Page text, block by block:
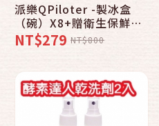
派樂QPiloter -製冰盒
（碗）X8+贈衛生保鮮蓋
X8 自製果汁水果冰磚
SGS 適用派樂/全佳豪刨
NT$279 NT$800